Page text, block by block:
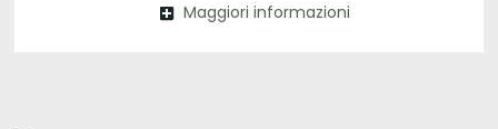
Maggiori informazioni